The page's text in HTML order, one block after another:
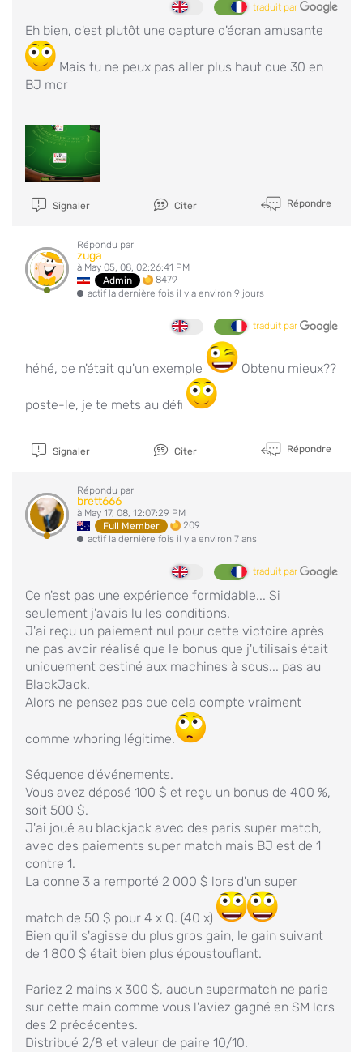
traduit par
Eh bien, c'est plutôt une capture d'écran amusante
Mais tu ne peux pas aller plus haut que 30 en
BJ mdr
Signaler Citer Répondre
Répondu par
zuga
à May 05, 08, 02:26:41 PM
Admin
8479
actif la dernière fois il y a environ 9 jours
traduit par
héhé, ce n'était qu'un exemple Obtenu mieux??
poste-le, je te mets au défi
Signaler Citer Répondre
Répondu par
brett666
à May 17, 08, 12:07:29 PM
Full Member
209
actif la dernière fois il y a environ 7 ans
traduit par
Ce n'est pas une expérience formidable... Si
seulement j'avais lu les conditions.
J'ai reçu un paiement nul pour cette victoire après
ne pas avoir réalisé que le bonus que j'utilisais était
uniquement destiné aux machines à sous... pas au
BlackJack.
Alors ne pensez pas que cela compte vraiment
comme whoring légitime.
Séquence d'événements.
Vous avez déposé 100 $ et reçu un bonus de 400 %,
soit 500 $.
J'ai joué au blackjack avec des paris super match,
avec des paiements super match mais BJ est de 1
contre 1.
La donne 3 a remporté 2 000 $ lors d'un super
match de 50 $ pour 4 x Q. (40 x)
Bien qu'il s'agisse du plus gros gain, le gain suivant
de 1 800 $ était bien plus époustouflant.
Pariez 2 mains x 300 $, aucun supermatch ne parie
sur cette main comme vous l'aviez gagné en SM lors
des 2 précédentes.
Distribué 2/8 et valeur de paire 10/10.